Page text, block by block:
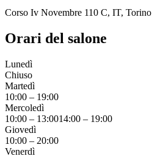
Corso Iv Novembre 110 C, IT, Torino
Orari del salone
Lunedì
Chiuso
Martedì
10:00 – 19:00
Mercoledì
10:00 – 13:0014:00 – 19:00
Giovedì
10:00 – 20:00
Venerdì